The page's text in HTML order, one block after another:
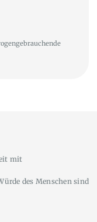
mit
des Menschen sind